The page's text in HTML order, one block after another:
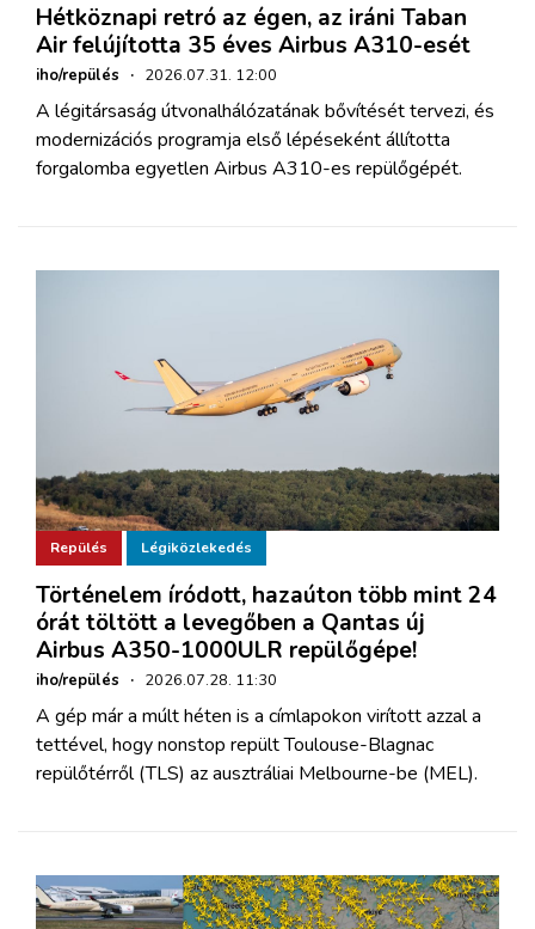
Hétköznapi retró az égen, az iráni Taban
Air felújította 35 éves Airbus A310-esét
iho/repülés · 2026.07.31. 12:00
A légitársaság útvonalhálózatának bővítését tervezi, és
modernizációs programja első lépéseként állította
forgalomba egyetlen Airbus A310-es repülőgépét.
Repülés Légiközlekedés
Történelem íródott, hazaúton több mint 24
órát töltött a levegőben a Qantas új
Airbus A350-1000ULR repülőgépe!
iho/repülés · 2026.07.28. 11:30
A gép már a múlt héten is a címlapokon virított azzal a
tettével, hogy nonstop repült Toulouse-Blagnac
repülőtérről (TLS) az ausztráliai Melbourne-be (MEL).